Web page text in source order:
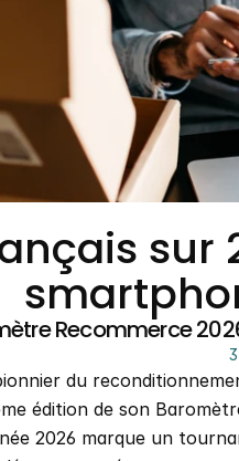
Recommerce
du
édition de son
2026 marque un